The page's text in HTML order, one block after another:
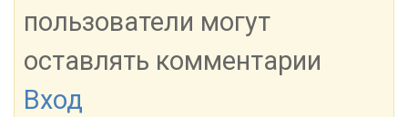
пользователи могут
оставлять комментарии
Вход